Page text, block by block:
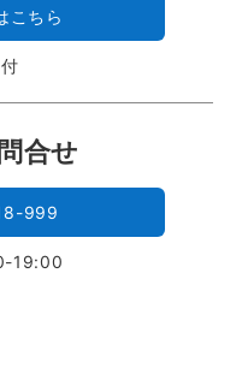
こちら
合せ
999
19:00